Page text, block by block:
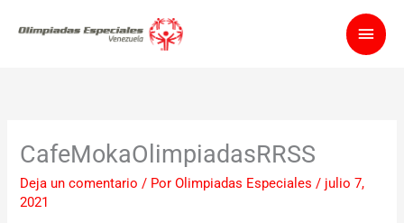
CafeMokaOlimpiadasRRSS
Deja un comentario / PorOlimpiadas Especiales/ julio 7,
2021